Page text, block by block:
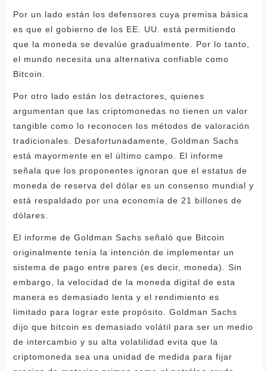
Por un lado están los defensores cuya premisa básica
es que el gobierno de los EE. UU. está permitiendo
que la moneda se devalúe gradualmente. Por lo tanto,
el mundo necesita una alternativa confiable como
Bitcoin.
Por otro lado están los detractores, quienes
argumentan que las criptomonedas no tienen un valor
tangible como lo reconocen los métodos de valoración
tradicionales. Desafortunadamente, Goldman Sachs
está mayormente en el último campo. El informe
señala que los proponentes ignoran que el estatus de
moneda de reserva del dólar es un consenso mundial y
está respaldado por una economía de 21 billones de
dólares.
El informe de Goldman Sachs señaló que Bitcoin
originalmente tenía la intención de implementar un
sistema de pago entre pares (es decir, moneda). Sin
embargo, la velocidad de la moneda digital de esta
manera es demasiado lenta y el rendimiento es
limitado para lograr este propósito. Goldman Sachs
dijo que bitcoin es demasiado volátil para ser un medio
de intercambio y su alta volatilidad evita que la
criptomoneda sea una unidad de medida para fijar